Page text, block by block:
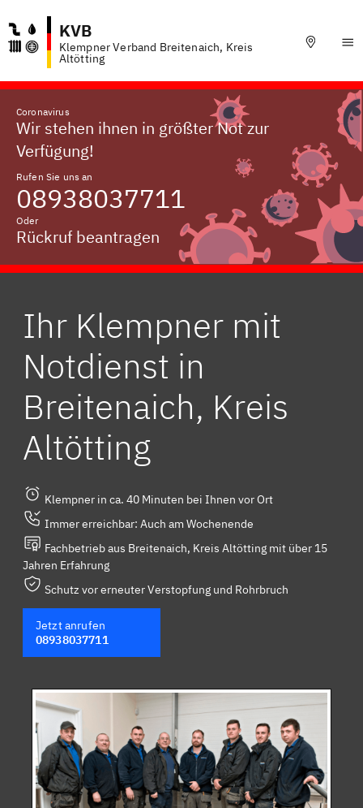
KVB
Klempner Verband Breitenaich, Kreis
Altötting
Coronavirus
Wir stehen ihnen in größter Not zur
Verfügung!
Rufen Sie uns an
08938037711
Oder
Rückruf beantragen
Ihr Klempner mit
Notdienst in
Breitenaich, Kreis
Altötting
Klempner in ca. 40 Minuten bei Ihnen vor Ort
Immer erreichbar: Auch am Wochenende
Fachbetrieb aus Breitenaich, Kreis Altötting mit über 15
Jahren Erfahrung
Schutz vor erneuter Verstopfung und Rohrbruch
Jetzt anrufen
08938037711